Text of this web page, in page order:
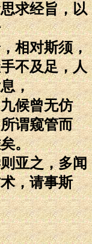
求经旨，以
相对斯须，
不及足，人
，
候曾无仿
谓窥管而
。
亚之，多闻
，请事斯